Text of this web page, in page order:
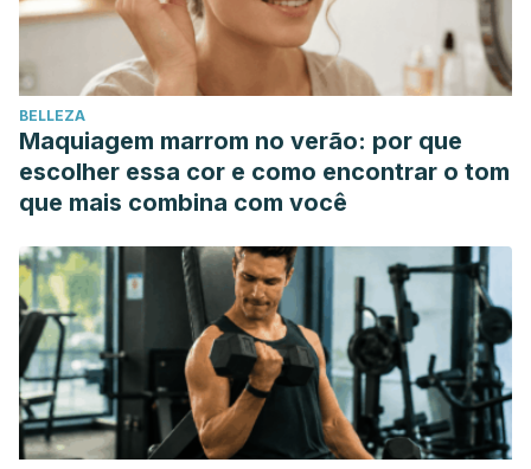
BELLEZA
Maquiagem marrom no verão: por que
escolher essa cor e como encontrar o tom
que mais combina com você